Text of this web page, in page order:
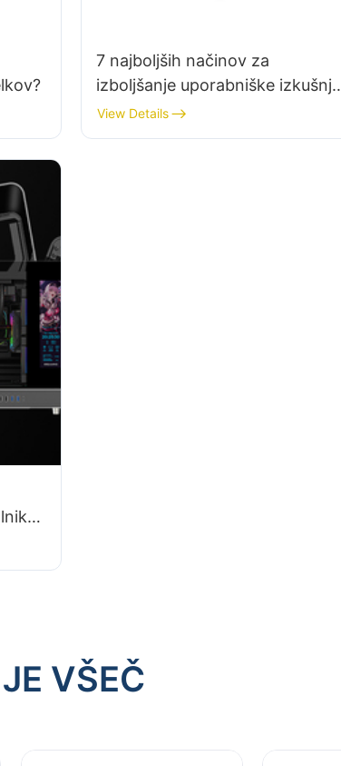
7 najboljših načinov za
izboljšanje uporabniške izkušnje
z omarami za igralne
računalnike
View Details
VŠEČ